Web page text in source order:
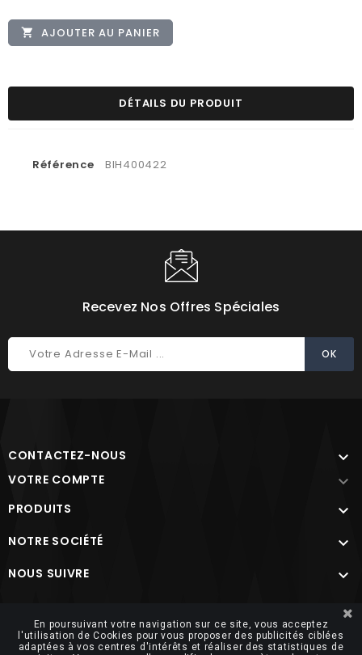
 AJOUTER AU PANIER
DÉTAILS DU PRODUIT
Référence BIH400422
Recevez Nos Offres Spéciales
CONTACTEZ-NOUS 
VOTRE COMPTE 
PRODUITS 
NOTRE SOCIÉTÉ 
NOUS SUIVRE 
En poursuivant votre navigation sur ce site, vous acceptez
l'utilisation de Cookies pour vous proposer des publicités ciblées
adaptées à vos centres d'intérêts et réaliser des statistiques de